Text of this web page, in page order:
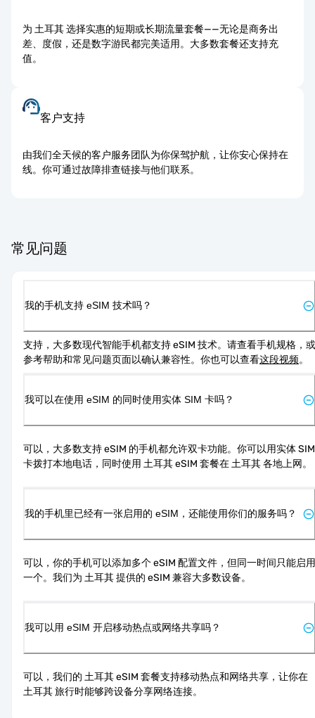
为 土耳其 选择实惠的短期或长期流量套餐——无论是商务出
差、度假，还是数字游民都完美适用。大多数套餐还支持充
值。
客户支持
由我们全天候的客户服务团队为你保驾护航，让你安心保持在
线。你可通过故障排查链接与他们联系。
常见问题
我的手机支持 eSIM 技术吗？
支持，大多数现代智能手机都支持 eSIM 技术。请查看手机规格，或
参考帮助和常见问题页面以确认兼容性。你也可以查看这段视频。
我可以在使用 eSIM 的同时使用实体 SIM 卡吗？
可以，大多数支持 eSIM 的手机都允许双卡功能。你可以用实体 SIM
卡拨打本地电话，同时使用 土耳其 eSIM 套餐在 土耳其 各地上网。
我的手机里已经有一张启用的 eSIM，还能使用你们的服务吗？
可以，你的手机可以添加多个 eSIM 配置文件，但同一时间只能启用
一个。我们为 土耳其 提供的 eSIM 兼容大多数设备。
我可以用 eSIM 开启移动热点或网络共享吗？
可以，我们的 土耳其 eSIM 套餐支持移动热点和网络共享，让你在
土耳其 旅行时能够跨设备分享网络连接。